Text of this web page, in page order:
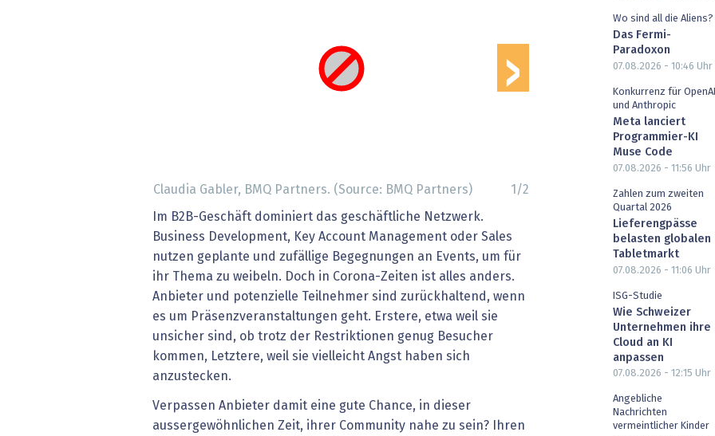
›
1 /2
Claudia Gabler, BMQ Partners. (Source: BMQ Partners)
Im B2B-Geschäft dominiert das geschäftliche Netzwerk.
Business Development, Key Account Management oder Sales
nutzen geplante und zufällige Begegnungen an Events, um für
ihr Thema zu weibeln. Doch in Corona-Zeiten ist alles anders.
Anbieter und potenzielle Teilnehmer sind zurückhaltend, wenn
es um Präsenzveranstaltungen geht. Erstere, etwa weil sie
unsicher sind, ob trotz der Restriktionen genug Besucher
kommen, Letztere, weil sie vielleicht Angst haben sich
anzustecken.
Verpassen Anbieter damit eine gute Chance, in dieser
aussergewöhnlichen Zeit, ihrer Community nahe zu sein? Ihren
Wo sind all die Aliens?
Das Fermi-
Paradoxon
07.08.2026 - 10:46 Uhr
Konkurrenz für OpenAI
und Anthropic
Meta lanciert
Programmier-KI
Muse Code
07.08.2026 - 11:56 Uhr
Zahlen zum zweiten
Quartal 2026
Lieferengpässe
belasten globalen
Tabletmarkt
07.08.2026 - 11:06 Uhr
ISG-Studie
Wie Schweizer
Unternehmen ihre
Cloud an KI
anpassen
07.08.2026 - 12:15 Uhr
Angebliche
Nachrichten
vermeintlicher Kinder